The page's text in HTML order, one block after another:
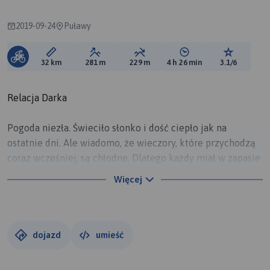
2019-09-24 Puławy
Długość trasy:
32 km Suma przewyższeń:
281 m Suma spadków:
229 m Średni czas potrzebny
4 h 26 min Ocena
3.1/6
Relacja Darka
Pogoda niezła. Świeciło słonko i dość ciepło jak na
ostatnie dni. Ale wiadomo, że wieczory, które przychodzą
coraz wcześniej, są chłodne. Dlatego każdy miał w zapasie
Leon, Łukasz, Andrzej, Morda, Pirania, Andre i Fryta. Niby
poprowadził szybciej niż 20 km/h, to zaraz grupa rwała się
Więcej
dojazd umieść